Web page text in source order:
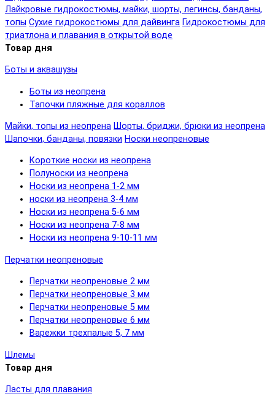
Лайкровые гидрокостюмы, майки, шорты, легинсы, банданы,
топы Сухие гидрокостюмы для дайвинга Гидрокостюмы для
триатлона и плавания в открытой воде
Товар дня
Боты и аквашузы
Боты из неопрена
Тапочки пляжные для кораллов
Майки, топы из неопрена Шорты, бриджи, брюки из неопрена
Шапочки, банданы, повязки Носки неопреновые
Короткие носки из неопрена
Полуноски из неопрена
Носки из неопрена 1-2 мм
носки из неопрена 3-4 мм
Носки из неопрена 5-6 мм
Носки из неопрена 7-8 мм
Носки из неопрена 9-10-11 мм
Перчатки неопреновые
Перчатки неопреновые 2 мм
Перчатки неопреновые 3 мм
Перчатки неопреновые 5 мм
Перчатки неопреновые 6 мм
Варежки трехпалые 5, 7 мм
Шлемы
Товар дня
Ласты для плавания